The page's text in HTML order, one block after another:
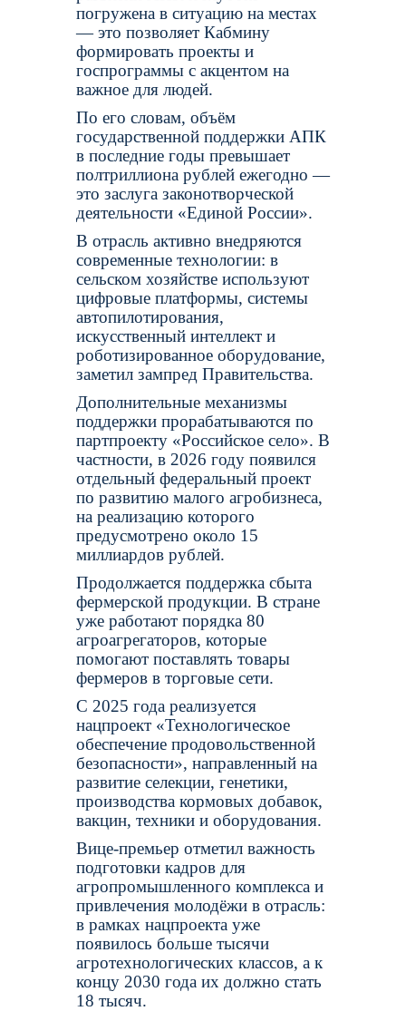
погружена в ситуацию на местах
— это позволяет Кабмину
формировать проекты и
госпрограммы с акцентом на
важное для людей.
По его словам, объём
государственной поддержки АПК
в последние годы превышает
полтриллиона рублей ежегодно —
это заслуга законотворческой
деятельности «Единой России».
В отрасль активно внедряются
современные технологии: в
сельском хозяйстве используют
цифровые платформы, системы
автопилотирования,
искусственный интеллект и
роботизированное оборудование,
заметил зампред Правительства.
Дополнительные механизмы
поддержки прорабатываются по
партпроекту «Российское село». В
частности, в 2026 году появился
отдельный федеральный проект
по развитию малого агробизнеса,
на реализацию которого
предусмотрено около 15
миллиардов рублей.
Продолжается поддержка сбыта
фермерской продукции. В стране
уже работают порядка 80
агроагрегаторов, которые
помогают поставлять товары
фермеров в торговые сети.
С 2025 года реализуется
нацпроект «Технологическое
обеспечение продовольственной
безопасности», направленный на
развитие селекции, генетики,
производства кормовых добавок,
вакцин, техники и оборудования.
Вице-премьер отметил важность
подготовки кадров для
агропромышленного комплекса и
привлечения молодёжи в отрасль:
в рамках нацпроекта уже
появилось больше тысячи
агротехнологических классов, а к
концу 2030 года их должно стать
18 тысяч.